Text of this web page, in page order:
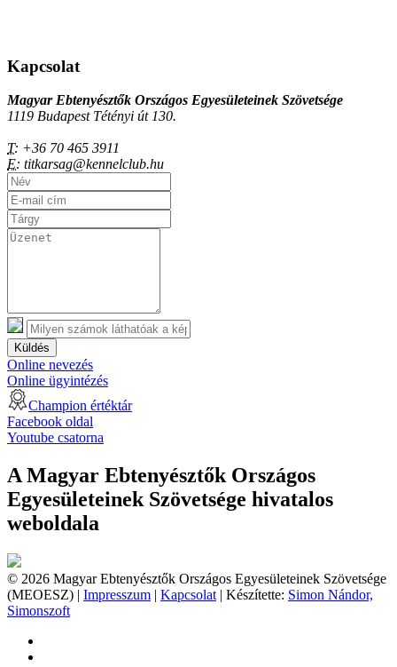
Kapcsolat
Magyar Ebtenyésztők Országos Egyesületeinek Szövetsége
1119 Budapest Tétényi út 130.
T: +36 70 465 3911
E: titkarsag@kennelclub.hu
Küldés
Online nevezés
Online ügyintézés
Champion értéktár
Facebook oldal
Youtube csatorna
A Magyar Ebtenyésztők Országos
Egyesületeinek Szövetsége hivatalos
weboldala
© 2026 Magyar Ebtenyésztők Országos Egyesületeinek Szövetsége
(MEOESZ) | Impresszum | Kapcsolat | Készítette: Simon Nándor,
Simonszoft